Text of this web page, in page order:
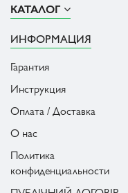
КАТАЛОГ
ИНФОРМАЦИЯ
Гарантия
Инструкция
Оплата / Доставка
О нас
Политика
конфиденциальности